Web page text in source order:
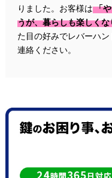
りました。お客様は 「
うが、暮らしも楽しくな
た目の好みでレバーハ
連絡ください。